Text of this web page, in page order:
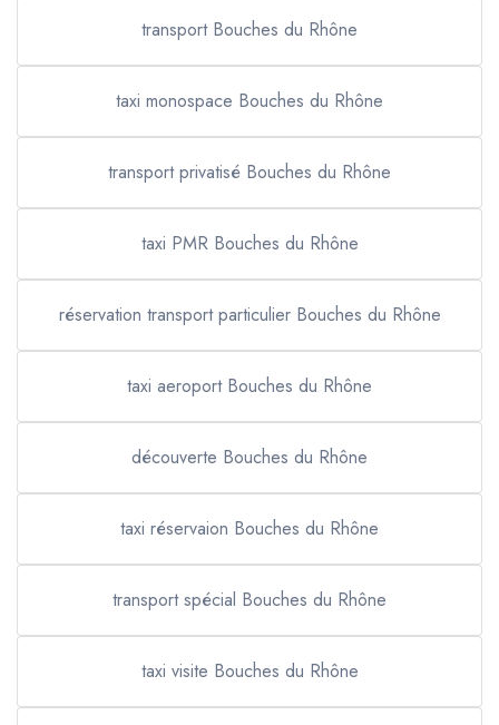
transport Bouches du Rhône
taxi monospace Bouches du Rhône
transport privatisé Bouches du Rhône
taxi PMR Bouches du Rhône
réservation transport particulier Bouches du Rhône
taxi aeroport Bouches du Rhône
découverte Bouches du Rhône
taxi réservaion Bouches du Rhône
transport spécial Bouches du Rhône
taxi visite Bouches du Rhône